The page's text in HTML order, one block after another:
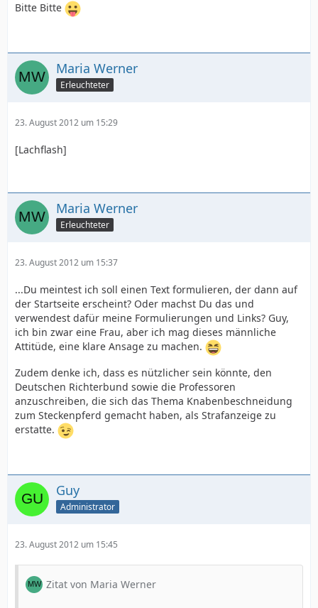
Bitte Bitte
Maria Werner
Erleuchteter
23. August 2012 um 15:29
[Lachflash]
Maria Werner
Erleuchteter
23. August 2012 um 15:37
...Du meintest ich soll einen Text formulieren, der dann auf
der Startseite erscheint? Oder machst Du das und
verwendest dafür meine Formulierungen und Links? Guy,
ich bin zwar eine Frau, aber ich mag dieses männliche
Attitüde, eine klare Ansage zu machen.
Zudem denke ich, dass es nützlicher sein könnte, den
Deutschen Richterbund sowie die Professoren
anzuschreiben, die sich das Thema Knabenbeschneidung
zum Steckenpferd gemacht haben, als Strafanzeige zu
erstatte.
Guy
Administrator
23. August 2012 um 15:45
Zitat von Maria Werner